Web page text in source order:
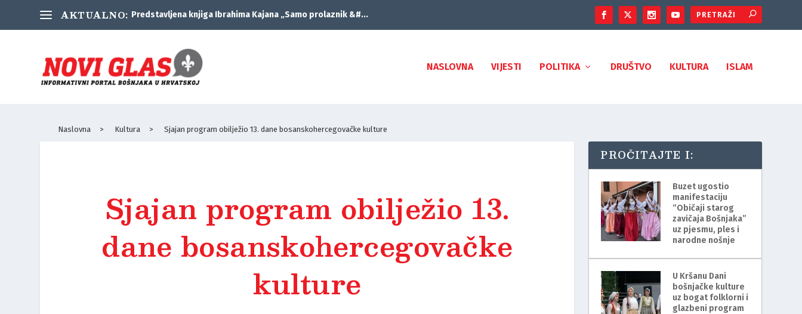
AKTUALNO: Predstavljena knjiga Ibrahima Kajana „Samo prolaznik &#...
NASLOVNA VIJESTI POLITIKA DRUŠTVO KULTURA ISLAM
Naslovna > Kultura > Sjajan program obilježio 13. dane bosanskohercegovačke kulture
Sjajan program obilježio 13.
dane bosanskohercegovačke
kulture
PROČITAJTE I:
Buzet ugostio
manifestaciju
“Običaji starog
zavičaja Bošnjaka”
uz pjesmu, ples i
narodne nošnje
U Kršanu Dani
bošnjačke kulture
uz bogat folklorni i
glazbeni program